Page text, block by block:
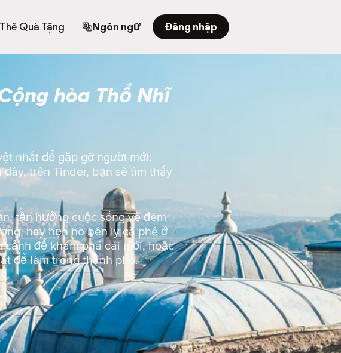
Thẻ Quà Tặng Ngôn ngữ Đăng nhập
hòa Thổ Nhĩ
nhất để gặp gỡ người mới:
trên Tinder, bạn sẽ tìm thấy
tận hưởng cuộc sống về đêm
hay hẹn hò bên ly cà phê ở
để khám phá cái mới, hoặc
để làm trong thành phố.